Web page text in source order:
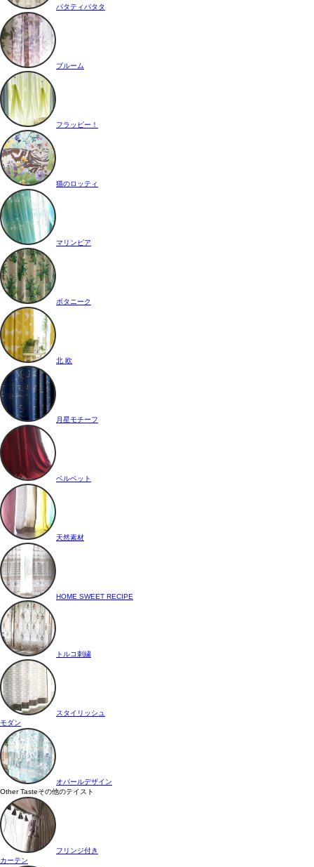
パタティパタタ
ブルーム
フラッピー！
猫のロッティ
マリンピア
ボタニーク
北 欧
月星モチーフ
ベルベット
天然素材
HOME SWEET RECIPE
トルコ刺繍
スタイリッシュ
モダン
オパールデザイン
Other Tasteその他のテイスト
フリンジ付き
カーテン